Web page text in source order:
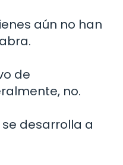
aún no han
de
no.
desarrolla a